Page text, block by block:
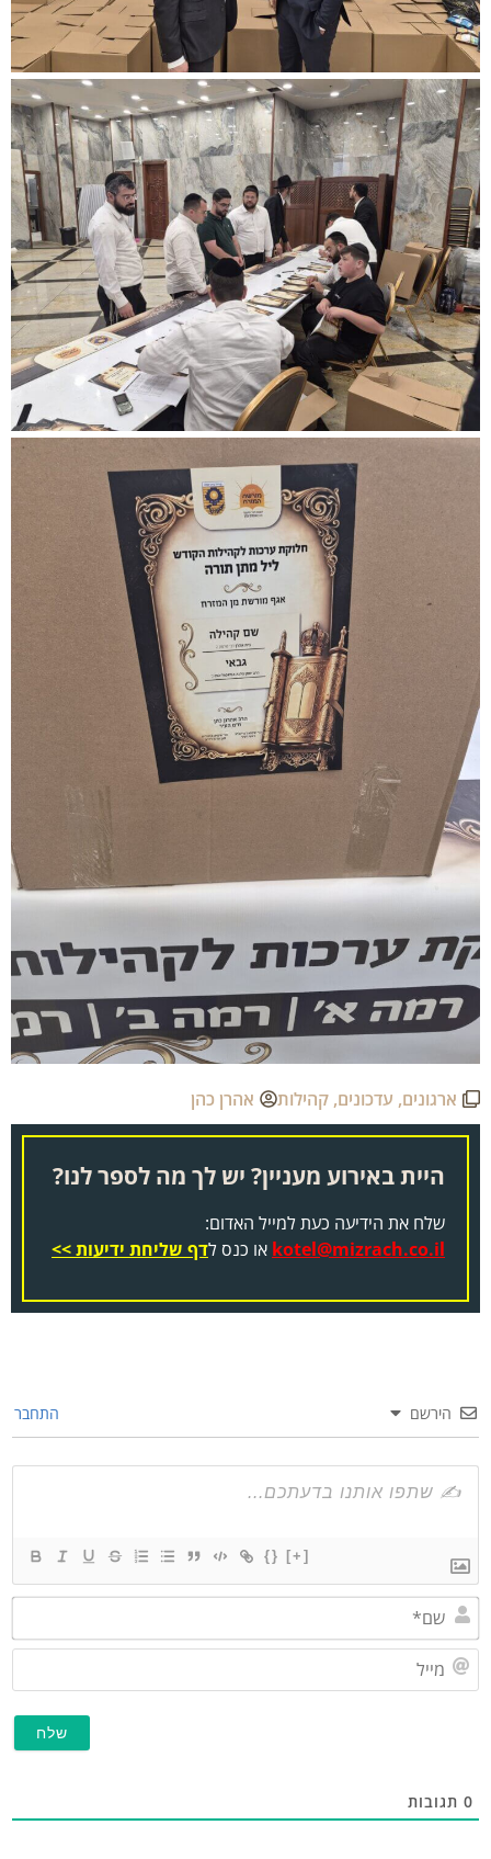
ארגונים,עדכונים,קהילות אהרן כהן
היית באירוע מעניין? יש לך מה לספר לנו?
שלח את הידיעה כעת למייל האדום:
kotel@mizrach.co.ilאו כנס לדף שליחת ידיעות >>
הירשם התחבר
{}
שם*
תגובות